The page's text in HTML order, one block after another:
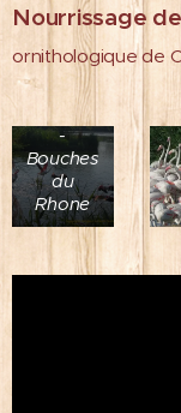
Nourrissage
ornithologique de
Parc
Ornitologique
Camargue
-
Bouches
du
Rhone